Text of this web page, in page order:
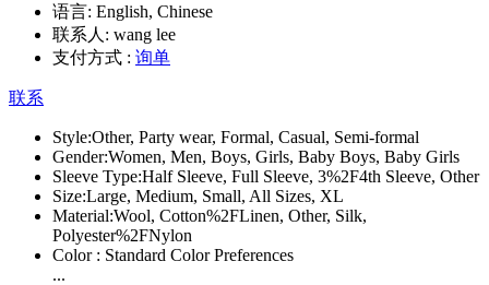
语言: English, Chinese
联系人: wang lee
支付方式 : 询单
联系
Style:Other, Party wear, Formal, Casual, Semi-formal
Gender:Women, Men, Boys, Girls, Baby Boys, Baby Girls
Sleeve Type:Half Sleeve, Full Sleeve, 3%2F4th Sleeve, Other
Size:Large, Medium, Small, All Sizes, XL
Material:Wool, Cotton%2FLinen, Other, Silk,
Polyester%2FNylon
Color : Standard Color Preferences
...